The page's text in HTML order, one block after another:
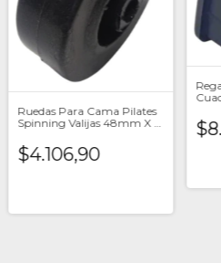
Ruedas Para Cama Pilates
Spinning Valijas 48mm X 2
$4.106,90